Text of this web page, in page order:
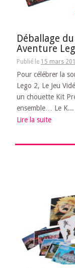
Déballage
Aventure
Publié le 15 mars
Pour célébrer la
Lego 2, Le Jeu
un chouette Kit
ensemble… Le K...
Lire la suite